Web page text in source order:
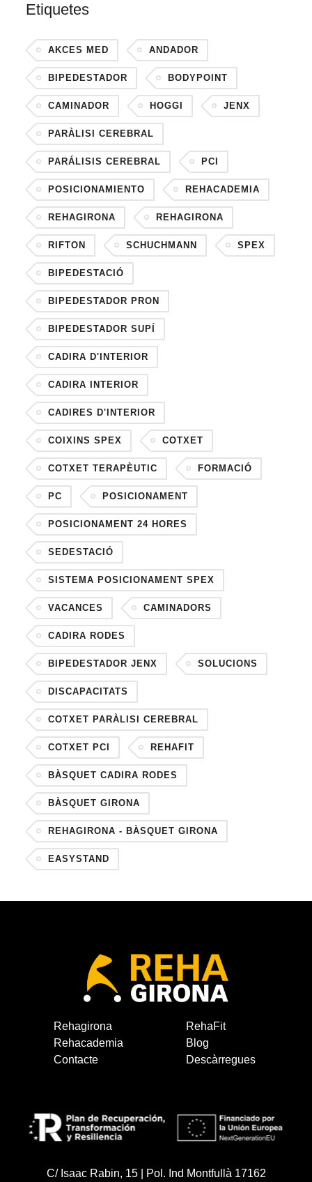
Etiquetes
AKCES MED ANDADOR
BIPEDESTADOR BODYPOINT
CAMINADOR HOGGI JENX
PARÀLISI CEREBRAL
PARÁLISIS CEREBRAL PCI
POSICIONAMIENTO REHACADEMIA
REHAGIRONA REHAGIRONA
RIFTON SCHUCHMANN SPEX
BIPEDESTACIÓ
BIPEDESTADOR PRON
BIPEDESTADOR SUPÍ
CADIRA D'INTERIOR
CADIRA INTERIOR
CADIRES D'INTERIOR
COIXINS SPEX COTXET
COTXET TERAPÈUTIC FORMACIÓ
PC POSICIONAMENT
POSICIONAMENT 24 HORES
SEDESTACIÓ
SISTEMA POSICIONAMENT SPEX
VACANCES CAMINADORS
CADIRA RODES
BIPEDESTADOR JENX SOLUCIONS
DISCAPACITATS
COTXET PARÀLISI CEREBRAL
COTXET PCI REHAFIT
BÀSQUET CADIRA RODES
BÀSQUET GIRONA
REHAGIRONA - BÀSQUET GIRONA
EASYSTAND
Rehagirona
RehaFit
Rehacademia
Blog
Contacte
Descàrregues
C/ Isaac Rabin, 15 | Pol. Ind Montfullà 17162